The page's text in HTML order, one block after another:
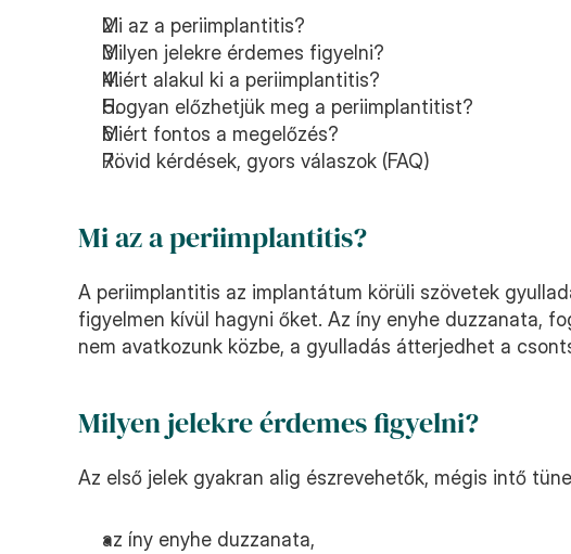
Mi az a periimplantitis?
Milyen jelekre érdemes figyelni?
Miért alakul ki a periimplantitis?
Hogyan előzhetjük meg a periimplantitist?
Miért fontos a megelőzés?
Rövid kérdések, gyors válaszok (FAQ)
Mi az a periimplantitis?
A periimplantitis az implantátum körüli szövetek
figyelmen kívül hagyni őket. Az íny enyhe duzzanata,
nem avatkozunk közbe, a gyulladás átterjedhet a
Milyen jelekre érdemes figyelni?
Az első jelek gyakran alig észrevehetők, mégis intő
az íny enyhe duzzanata,